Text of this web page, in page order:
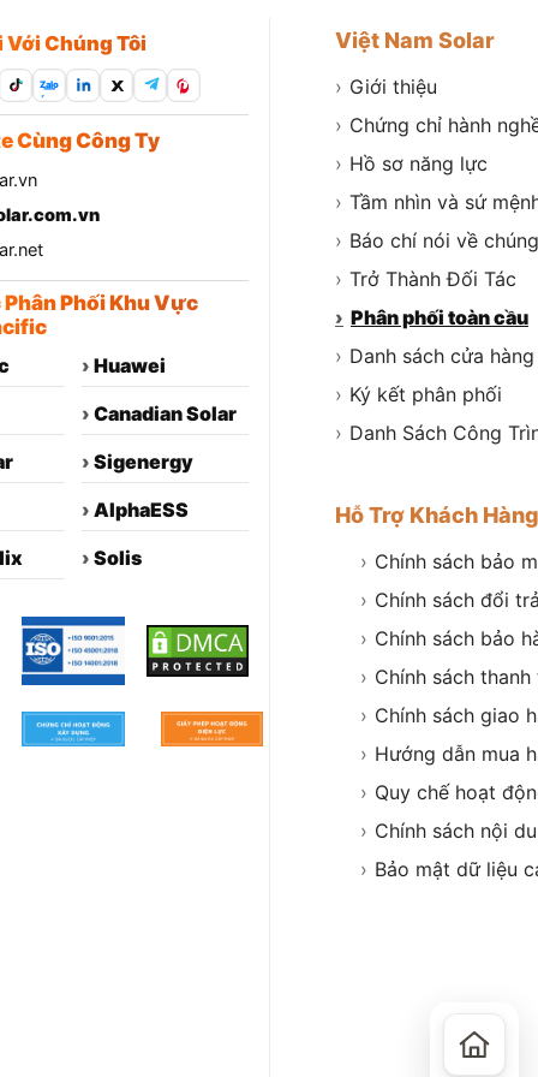
Với Chúng Tôi
Zalo
Cùng Công Ty
Phân Phối Khu Vực
› Huawei
› Canadian Solar
› Sigenergy
› AlphaESS
› Solis
Việt Nam Solar
› Giới thiệu
› Chứng chỉ hành
› Hồ sơ năng lực
› Tầm nhìn và sứ
› Báo chí nói về
› Trở Thành Đối Tác
› Phân phối toàn cầu
› Danh sách cửa hàng
› Ký kết phân phối
› Danh Sách Công
Hỗ Trợ Khách Hàng
› Chính sách bảo
› Chính sách đổi
› Chính sách bảo
› Chính sách thanh
› Chính sách giao
› Hướng dẫn mua
› Quy chế hoạt
› Chính sách nội
› Bảo mật dữ liệu